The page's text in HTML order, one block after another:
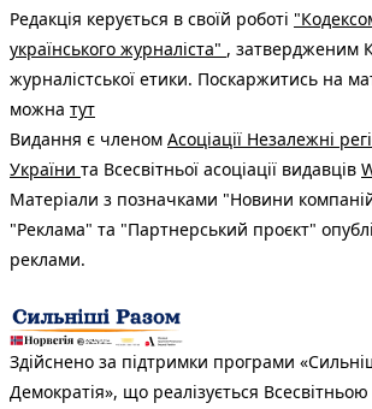
Редакція керується в своїй роботі
українського журналіста" , затвердженим
журналістської етики. Поскаржитись на
можна тут
Видання є членом Асоціації Незалежні
України та Всесвітньої асоціації видавців
Матеріали з позначками "Новини
"Реклама" та "Партнерський проєкт"
реклами.
Здійснено за підтримки програми
Демократія», що реалізується Всесвітньою